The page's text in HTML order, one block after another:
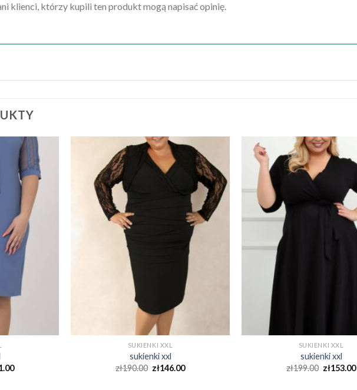
klienci, którzy kupili ten produkt mogą napisać opinię.
SUKIENKI XXL
sukienki xxl
zł190.00 zł146.00
SUKIENKI XXL
sukienki xxl
zł199.00 zł153.00